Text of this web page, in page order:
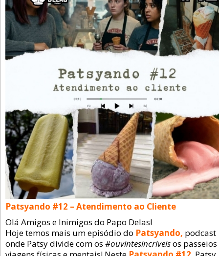
Patsyando #12 – Atendimento ao Cliente
Olá Amigos e Inimigos do Papo Delas!
Hoje temos mais um episódio do Patsyando, podcast
onde Patsy divide com os #ouvintesincríveisos passeios